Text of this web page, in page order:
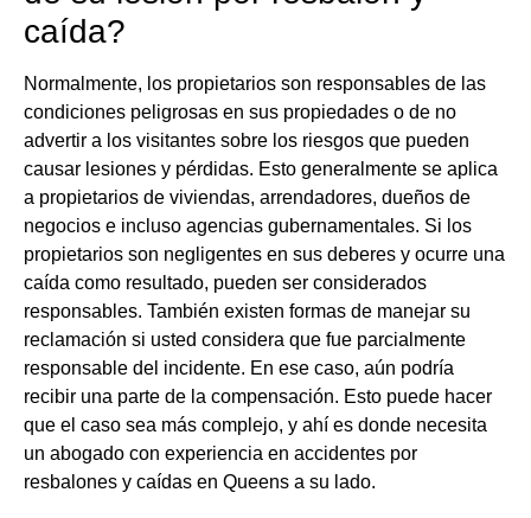
caída?
Normalmente, los propietarios son responsables de las
condiciones peligrosas en sus propiedades o de no
advertir a los visitantes sobre los riesgos que pueden
causar lesiones y pérdidas. Esto generalmente se aplica
a propietarios de viviendas, arrendadores, dueños de
negocios e incluso agencias gubernamentales. Si los
propietarios son negligentes en sus deberes y ocurre una
caída como resultado, pueden ser considerados
responsables. También existen formas de manejar su
reclamación si usted considera que fue parcialmente
responsable del incidente. En ese caso, aún podría
recibir una parte de la compensación. Esto puede hacer
que el caso sea más complejo, y ahí es donde necesita
un abogado con experiencia en accidentes por
resbalones y caídas en Queens a su lado.